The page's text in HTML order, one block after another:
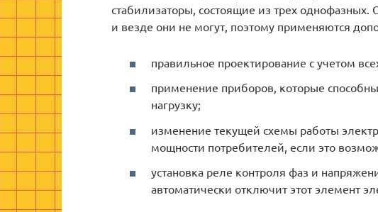
стабилизаторы, состоящие из трех однофазных.
и везде они не могут, поэтому применяются
правильное проектирование с учетом
применение приборов, которые
нагрузку;
изменение текущей схемы работы
мощности потребителей, если это
установка реле контроля фаз и
автоматически отключит этот элемент